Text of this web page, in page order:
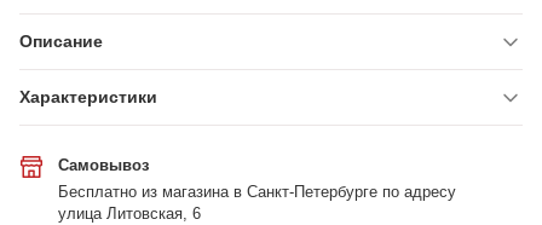
Описание
Характеристики
Самовывоз
Бесплатно из магазина в Санкт-Петербурге по адресу
улица Литовская, 6